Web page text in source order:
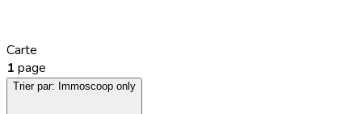
Carte
1 page
Trier par: Immoscoop only